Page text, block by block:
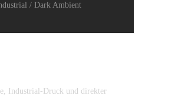
/ Dark Ambient
Industrial-Druck und direkter